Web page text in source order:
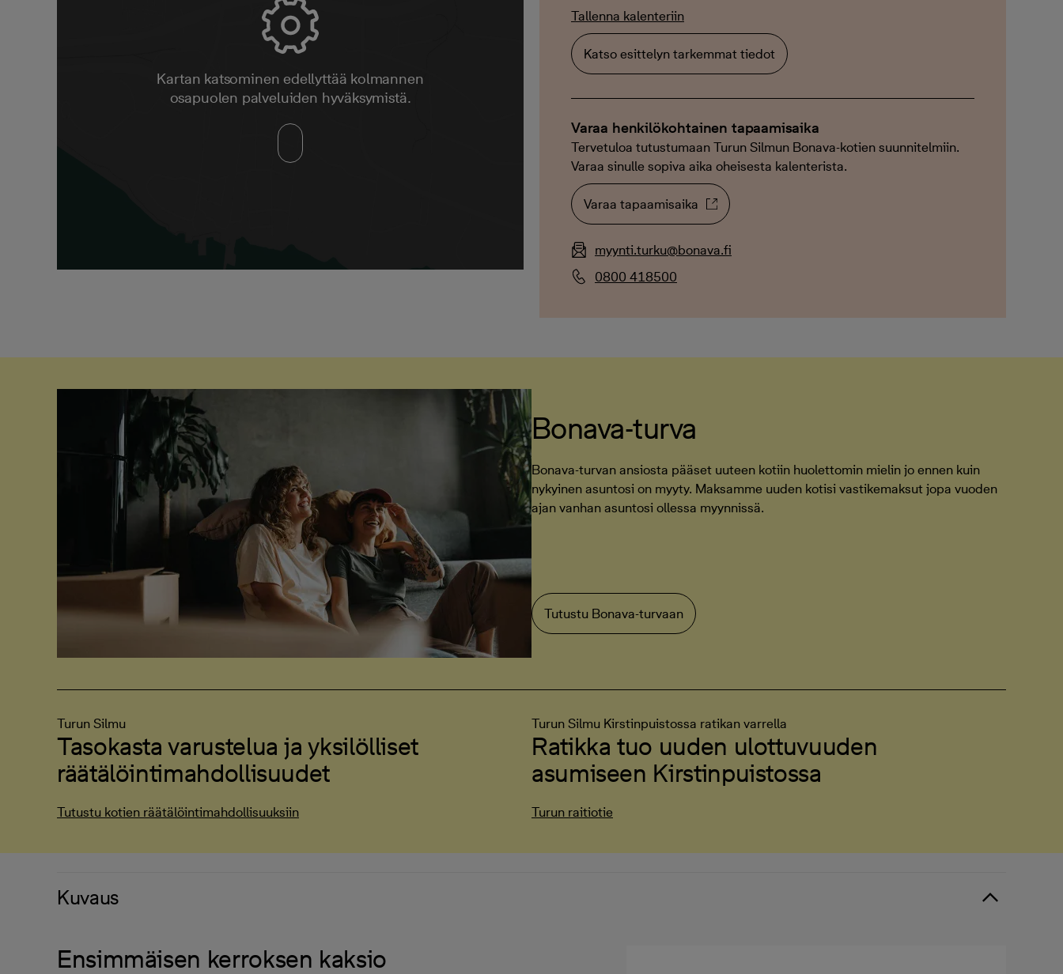
Kartan katsominen edellyttää kolmannen
osapuolen palveluiden hyväksymistä.
Tallenna kalenteriin
Katso esittelyn tarkemmat tiedot
Varaa henkilökohtainen tapaamisaika
Tervetuloa tutustumaan Turun Silmun Bonava-kotien suunnitelmiin.
Varaa sinulle sopiva aika oheisesta kalenterista.
Varaa tapaamisaika
myynti.turku@bonava.fi
0800 418500
Bonava-turva
Bonava-turvan ansiosta pääset uuteen kotiin huolettomin mielin jo ennen kuin
nykyinen asuntosi on myyty. Maksamme uuden kotisi vastikemaksut jopa vuoden
ajan vanhan asuntosi ollessa myynnissä.
Tutustu Bonava-turvaan
Turun Silmu
Tasokasta varustelua ja yksilölliset
räätälöintimahdollisuudet
Tutustu kotien räätälöintimahdollisuuksiin
Turun Silmu Kirstinpuistossa ratikan varrella
Ratikka tuo uuden ulottuvuuden
asumiseen Kirstinpuistossa
Turun raitiotie
Kuvaus
Ensimmäisen kerroksen kaksio